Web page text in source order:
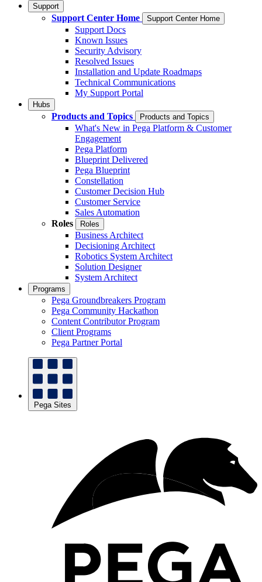
Support
Support Center Home Support Center Home
Support Docs
Known Issues
Security Advisory
Resolved Issues
Installation and Update Roadmaps
Technical Communications
My Support Portal
Hubs
Products and Topics Products and Topics
What's New in Pega Platform & Customer
Engagement
Pega Platform
Blueprint Delivered
Pega Blueprint
Constellation
Customer Decision Hub
Customer Service
Sales Automation
Roles
Roles
Business Architect
Decisioning Architect
Robotics System Architect
Solution Designer
System Architect
Programs
Pega Groundbreakers Program
Pega Community Hackathon
Content Contributor Program
Client Programs
Pega Partner Portal
Pega Sites